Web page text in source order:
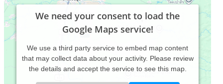
We need your consent to load the
Google Maps service!
We use a third party service to embed map content
that may collect data about your activity. Please review
the details and accept the service to see this map.